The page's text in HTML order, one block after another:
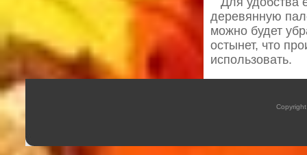
деревянную
можно будет
остынет, что
использовать.